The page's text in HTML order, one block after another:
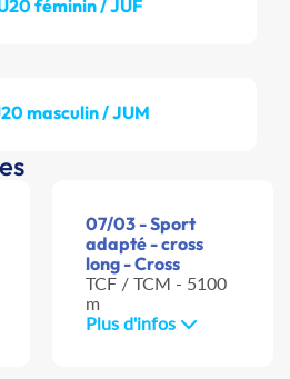
féminin / JUF
masculin / JUM
07/03 - Sport
adapté - cross
long - Cross
TCF / TCM - 5100
m
Plus d'infos